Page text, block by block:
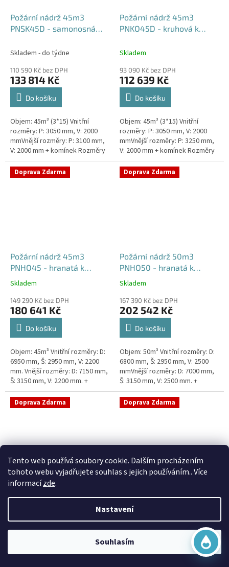
Tento web používá soubory cookie. Dalším procházením
tohoto webu vyjadřujete souhlas s jejich používáním.. Více
informacízde.
Nastavení
Souhlasím
Požární nádrž 45m3
PNSK45D - samonosná
Skladem - do týdne
110 590 Kč bez DPH
133 814 Kč
Do košíku
Objem: 45m³ (3*15) Vnitřní
rozměry: P: 3050 mm, V: 2000
mmVnější rozměry: P: 3100 mm,
V: 2000 mm + komínek Rozměry
nádrže možno jakkoliv upravit -
vyrobíme nádrž na...
Požární nádrž 45m3
PNKO45D - kruhová k
Skladem
93 090 Kč bez DPH
112 639 Kč
Do košíku
Objem: 45m³ (3*15) Vnitřní
rozměry: P: 3050 mm, V: 2000
mmVnější rozměry: P: 3250 mm,
V: 2000 mm + komínek Rozměry
nádrže možno jakkoliv upravit -
vyrobíme nádrž na...
Doprava Zdarma
Požární nádrž 45m3
PNHO45 - hranatá k
obetonování
Průměrné
produktu
je
5,0
hvězdiček.
Skladem
149 290 Kč bez DPH
180 641 Kč
Do košíku
Objem: 45m³ Vnitřní rozměry: D:
6950 mm, Š: 2950 mm, V: 2200
mm. Vnější rozměry: D: 7150 mm,
Š: 3150 mm, V: 2200 mm. +
komínek Běžná doba dodání 2-3
týdny od objednávky....
Doprava Zdarma
Požární nádrž 50m3
PNHO50 - hranatá k
obetonování
Průměrné
produktu
je
5,0
hvězdiček.
Skladem
167 390 Kč bez DPH
202 542 Kč
Do košíku
Objem: 50m³ Vnitřní rozměry: D:
6800 mm, Š: 2950 mm, V: 2500
mmVnější rozměry: D: 7000 mm,
Š: 3150 mm, V: 2500 mm. +
komínek Běžná doba dodání 2-3
týdny od objednávky. Rozměry...
Doprava Zdarma
Sací šachta samonosná
hodnocení
5,0
20 790 Kč bez DPH
Doprava Zdarma
Skladem
15 390 Kč bez DPH
Online
Začít konverzaci